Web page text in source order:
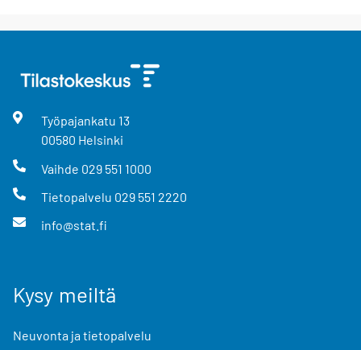
Työpajankatu 13
00580 Helsinki
Vaihde 029 551 1000
Tietopalvelu 029 551 2220
info@stat.fi
Kysy meiltä
Neuvonta ja tietopalvelu